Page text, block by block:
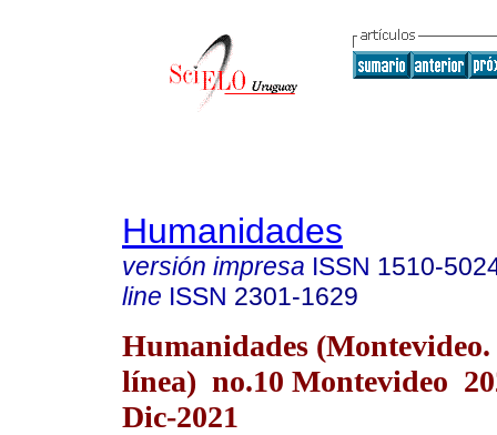
Humanidades
versión impresa ISSN 1510-
line ISSN 2301-1629
Humanidades
línea) no.10 Montevideo
Dic-2021